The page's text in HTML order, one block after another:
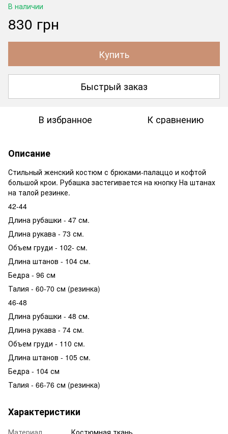
В наличии
830 грн
Купить
Быстрый заказ
В избранное К сравнению
Описание
Стильный женский костюм с брюками-палаццо и кофтой
большой крои. Рубашка застегивается на кнопку На штанах
на талой резинке.
42-44
Длина рубашки - 47 см.
Длина рукава - 73 см.
Объем груди - 102- см.
Длина штанов - 104 см.
Бедра - 96 см
Талия - 60-70 см (резинка)
46-48
Длина рубашки - 48 см.
Длина рукава - 74 см.
Объем груди - 110 см.
Длина штанов - 105 см.
Бедра - 104 см
Талия - 66-76 см (резинка)
Характеристики
Материал
Костюмная ткань